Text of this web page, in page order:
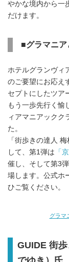
やかな境内から一
だけます。
■グラマニア
ホテルグランヴィ
のご要望にお応え
セプトにしたツア
もう一歩先行く愉
ィアマニアックク
た。
「街歩きの達人
して、第1弾は 「
催し、そして第3
場します。公式ホ
ひご覧ください。
グラマ
GUIDE 街